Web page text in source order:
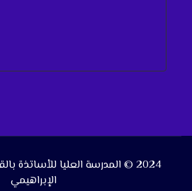
2024 © المدرسة العليا للأساتذة
الإبراهيمي